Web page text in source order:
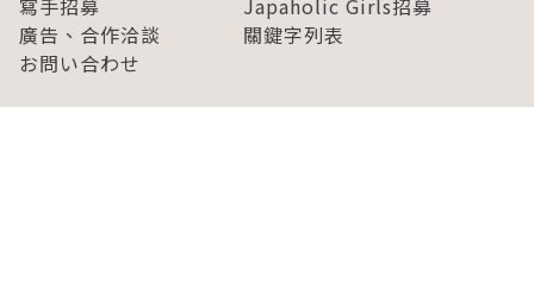
寫手招募
Japaholic Girls招募
廣告、合作洽談
關鍵字列表
お問い合わせ